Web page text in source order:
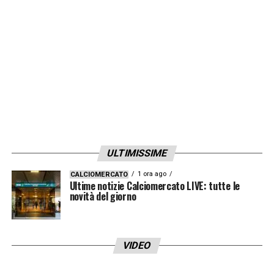
Professional Leagues Limited, Football
Association e Financial Conduct Authority
LA PLAYLIST DELLE NOSTRE TOP NEWS
ULTIMISSIME
CALCIOMERCATO 1 ora ago
Ultime notizie Calciomercato LIVE: tutte le
novità del giorno
VIDEO